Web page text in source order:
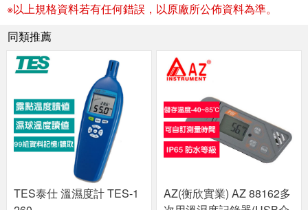
※以上規格資料若有任何錯誤，以原廠所公佈資料為準。
同類推薦
TES泰仕 溫濕度計 TES-1
AZ(衡欣實業) AZ 88162多